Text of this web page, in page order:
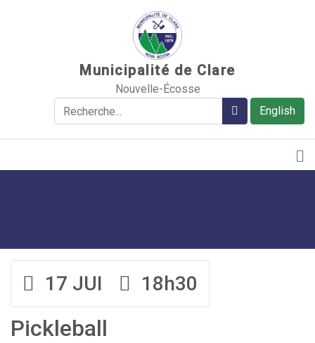
Municipalité de Clare
Nouvelle-Écosse
English
Rechercher Rechercher
17 JUI 18h30
Pickleball